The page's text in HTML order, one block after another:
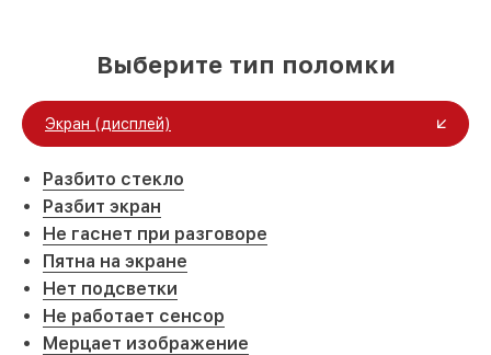
Выберите тип поломки
Экран (дисплей)
Разбито стекло
Разбит экран
Не гаснет при разговоре
Пятна на экране
Нет подсветки
Не работает сенсор
Мерцает изображение